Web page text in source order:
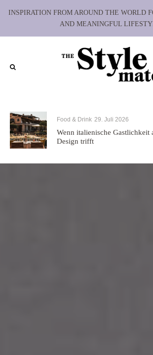
INSPIRATION FROM AROUND THE WORLD
AND MEANINGFUL
Food & Drink 29. Juli 2026
Wenn italienische Gastlichkeit
Design trifft